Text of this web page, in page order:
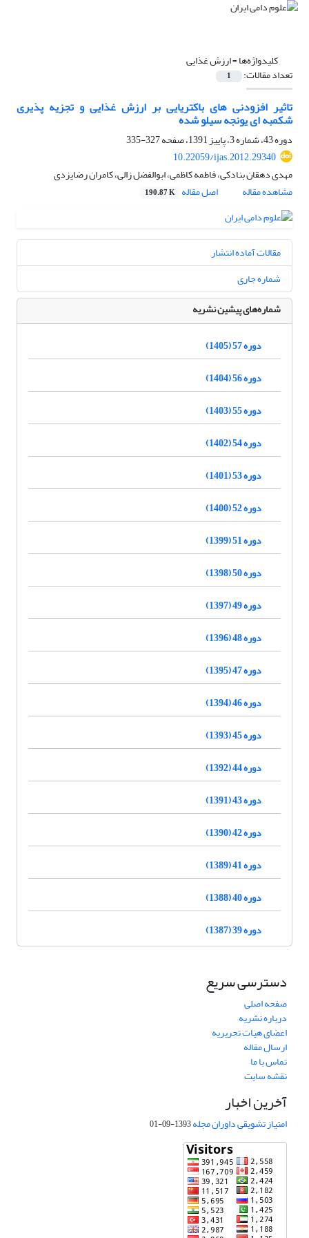
کلیدواژه‌ها =ارزش غذایی
تعداد مقالات: 1
تاثیر افزودنی های باکتریایی بر ارزش غذایی و تجزیه پذیری
شکمبه ای یونجه سیلو شده
دوره 43، شماره 3، پاییز 1391، صفحه
327-335
10.22059/ijas.2012.29340
مهدی دهقان بنادکی، فاطمه کاظمی، ابوالفضل زالی، کامران رضایزدی
مشاهده مقاله
اصل مقاله 190.87 K
مقالات آماده انتشار
شماره جاری
شماره‌های پیشین نشریه
دوره 57 (1405)
دوره 56 (1404)
دوره 55 (1403)
دوره 54 (1402)
دوره 53 (1401)
دوره 52 (1400)
دوره 51 (1399)
دوره 50 (1398)
دوره 49 (1397)
دوره 48 (1396)
دوره 47 (1395)
دوره 46 (1394)
دوره 45 (1393)
دوره 44 (1392)
دوره 43 (1391)
دوره 42 (1390)
دوره 41 (1389)
دوره 40 (1388)
دوره 39 (1387)
دسترسی سریع
صفحه اصلی
درباره نشریه
اعضای هیات تحریریه
ارسال مقاله
تماس با ما
نقشه سایت
آخرین اخبار
امتیاز تشویقی داوران مجله1393-09-01